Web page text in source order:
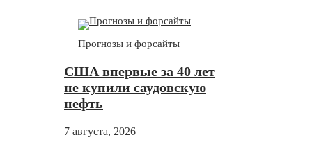
Прогнозы и форсайты
США впервые за 40 лет
не купили саудовскую
нефть
7 августа, 2026